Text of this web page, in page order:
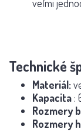
veľmi
Technické
Materiál:
Kapacita :
Rozmery
Rozmery